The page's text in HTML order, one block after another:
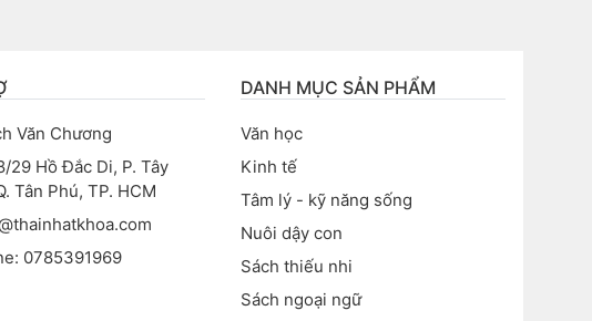
Văn Chương
29 Hồ Đắc Di, P. Tây
Tân Phú, TP. HCM
0785391969
DANH MỤC SẢN PHẨM
Văn học
Kinh tế
Tâm lý - kỹ năng sống
Nuôi dậy con
Sách thiếu nhi
Sách ngoại ngữ